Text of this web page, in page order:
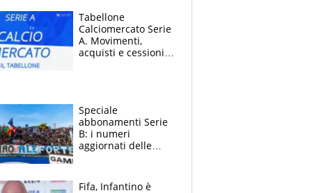
Tabellone
Calciomercato Serie
A. Movimenti,
acquisti e cessioni:
Speciale
abbonamenti Serie
B: i numeri
aggiornati delle
Fifa, Infantino è